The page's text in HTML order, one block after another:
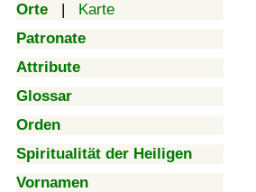
Orte | Karte
Patronate
Attribute
Glossar
Orden
Spiritualität der Heiligen
Vornamen